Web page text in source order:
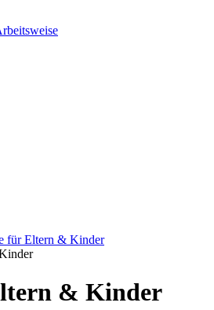
für Eltern & Kinder
& Kinder